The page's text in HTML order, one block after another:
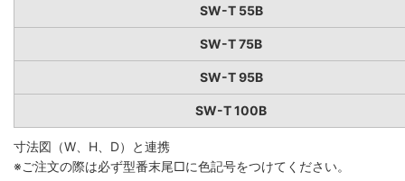
SW-T 55B
SW-T 75B
SW-T 95B
SW-T 100B
寸法図（W、H、D）と連携
※ご注文の際は必ず型番末尾□に色記号をつけてください。